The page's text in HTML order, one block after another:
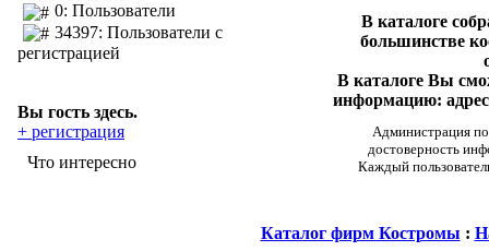
0: Пользователи
34397: Пользователи с
регистрацией
Вы гость здесь.
+ регистрация
Что интересно
В каталоге
большинстве
В каталоге Вы
информацию:
Администрация
достоверность
Каждый
Каталог фирм Костромы :